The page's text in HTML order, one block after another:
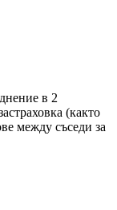
в 2
(както
между съседи за